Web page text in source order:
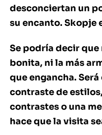
desconciertan un
su encanto. Skopje
Se podría decir que
bonita, ni la más
que engancha.
contraste de
contrastes o una
hace que la visita